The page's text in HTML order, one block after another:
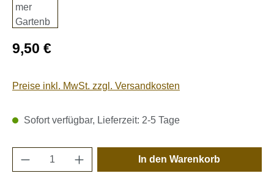
Regulärer Preis:
9,50 €
Preise inkl. MwSt. zzgl. Versandkosten
Sofort verfügbar, Lieferzeit: 2-5 Tage
Produkt Anzahl: Gib den gewünschten
In den Warenkorb